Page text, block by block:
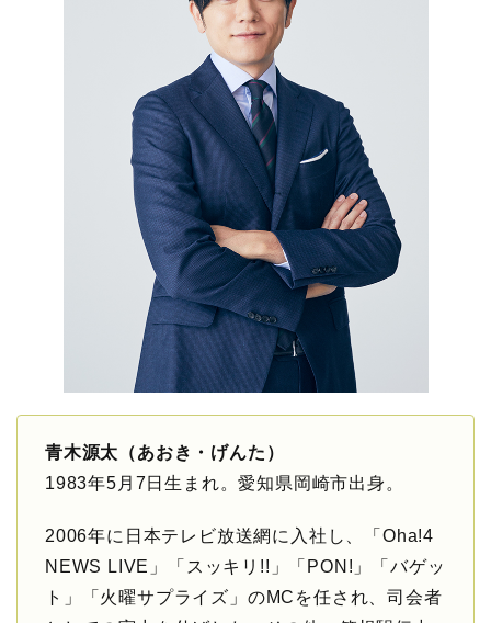
青木源太（あおき・げんた）
1983年5月7日生まれ。愛知県岡崎市出身。
2006年に日本テレビ放送網に入社し、「Oha!4
NEWS LIVE」「スッキリ!!」「PON!」「バゲッ
ト」「火曜サプライズ」のMCを任され、司会者